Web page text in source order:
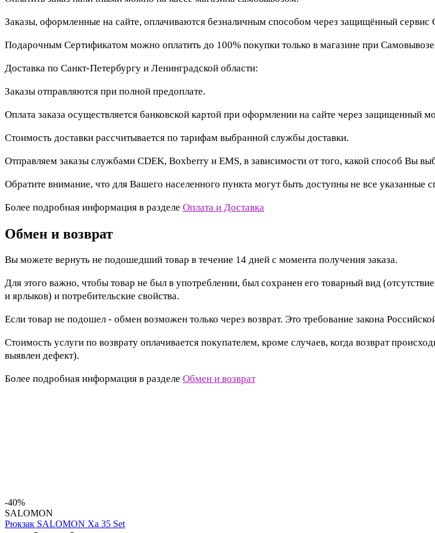
Заказы, оформленные на сайте, оплачиваются безналичным способом через защищённый сервис
Подарочным Сертификатом можно оплатить до 100% покупки только в магазине при
Доставка по Санкт-Петербургу и Ленинградской области:
Заказы отправляются при полной предоплате.
Оплата заказа осуществляется банковской картой при оформлении на сайте через защищенный
Стоимость доставки рассчитывается по тарифам выбранной службы доставки.
Отправляем заказы службами CDEK, Boxberry и EMS, в зависимости от того, какой способ Вы
Обратите внимание, что для Вашего населенного пункта могут быть доступны не все указанные
Более подробная информация в разделе Оплата и Доставка
Обмен и возврат
Вы можете вернуть не подошедший товар в течение 14 дней с момента получения заказа.
Для этого важно, чтобы товар не был в употреблении, был сохранен его товарный вид
и ярлыков) и потребительские свойства.
Если товар не подошел - обмен возможен только через возврат. Это требование закона
Стоимость услуги по возврату оплачивается покупателем, кроме случаев, когда возврат
выявлен дефект).
Более подробная информация в разделе Обмен и возврат
-40%
SALOMON
Рюкзак SALOMON Xa 35 Set